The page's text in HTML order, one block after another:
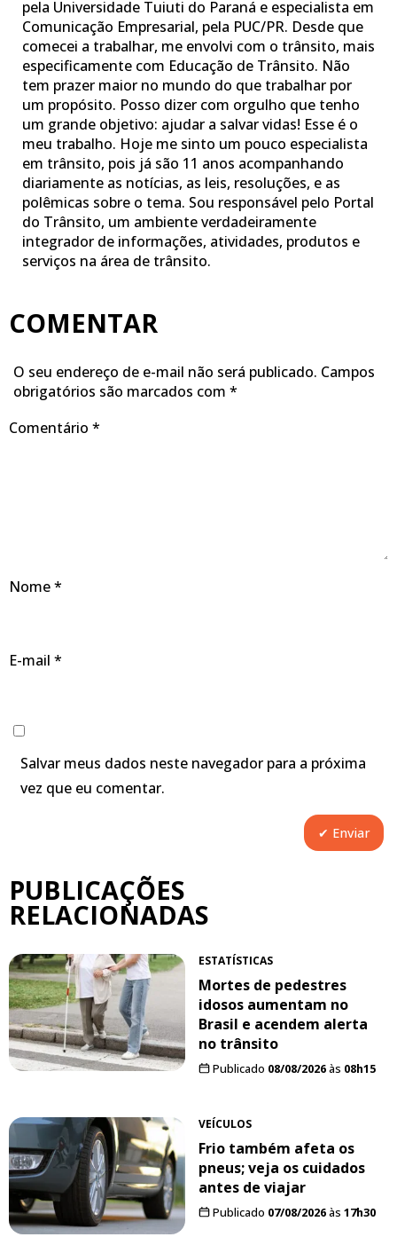
pela Universidade Tuiuti do Paraná e especialista em
Comunicação Empresarial, pela PUC/PR. Desde que
comecei a trabalhar, me envolvi com o trânsito, mais
especificamente com Educação de Trânsito. Não
tem prazer maior no mundo do que trabalhar por
um propósito. Posso dizer com orgulho que tenho
um grande objetivo: ajudar a salvar vidas! Esse é o
meu trabalho. Hoje me sinto um pouco especialista
em trânsito, pois já são 11 anos acompanhando
diariamente as notícias, as leis, resoluções, e as
polêmicas sobre o tema. Sou responsável pelo Portal
do Trânsito, um ambiente verdadeiramente
integrador de informações, atividades, produtos e
serviços na área de trânsito.
COMENTAR
O seu endereço de e-mail não será publicado. Campos
obrigatórios são marcados com *
Comentário *
Nome*
E-mail *
Salvar meus dados neste navegador para a próxima
vez que eu comentar.
PUBLICAÇÕES
RELACIONADAS
ESTATÍSTICAS
Mortes de pedestres
idosos aumentam no
Brasil e acendem alerta
no trânsito
Publicado 08/08/2026às 08h15
VEÍCULOS
Frio também afeta os
pneus; veja os cuidados
antes de viajar
Publicado 07/08/2026às 17h30